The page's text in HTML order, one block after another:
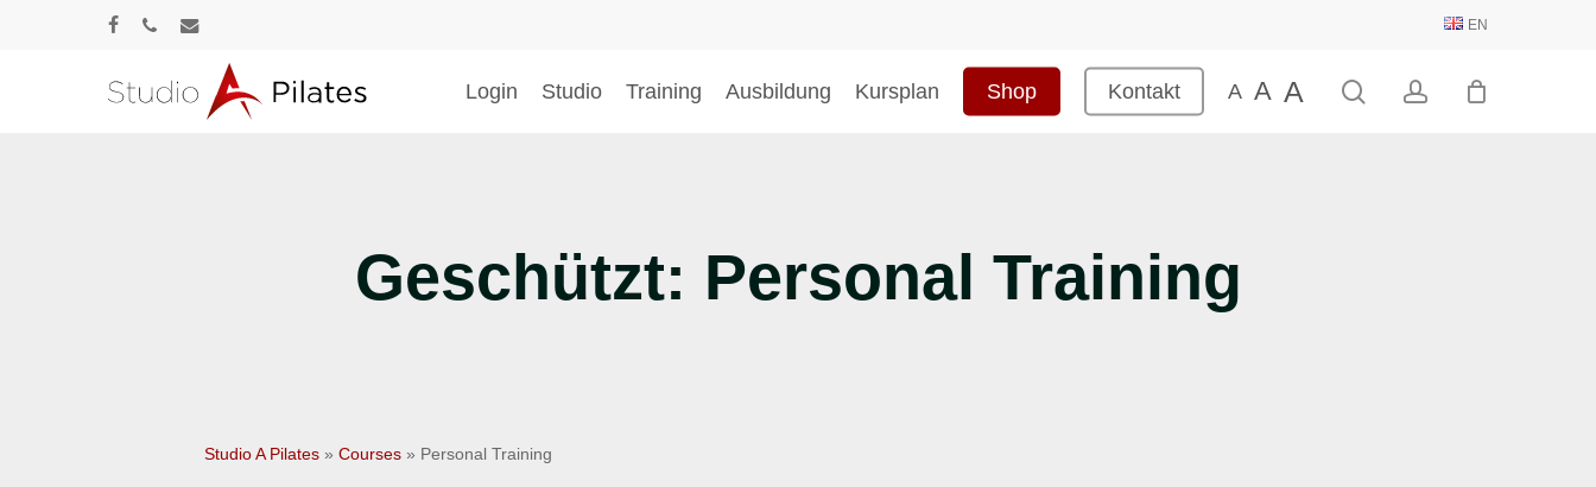
EN
Login Studio Training Ausbildung Kursplan Shop Kontakt A A A searchaccount
Geschützt: Personal Training
Studio A Pilates » Courses » Personal Training